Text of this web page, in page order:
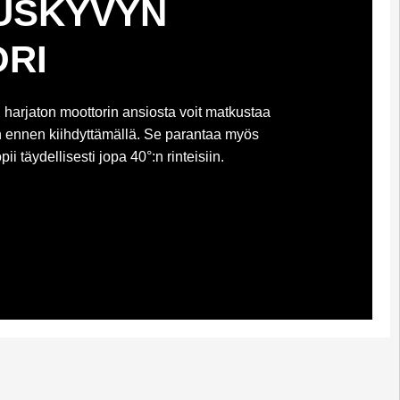
moottorin ansiosta voit matkustaa
kiihdyttämällä. Se parantaa myös
täydellisesti jopa 40°:n rinteisiin.